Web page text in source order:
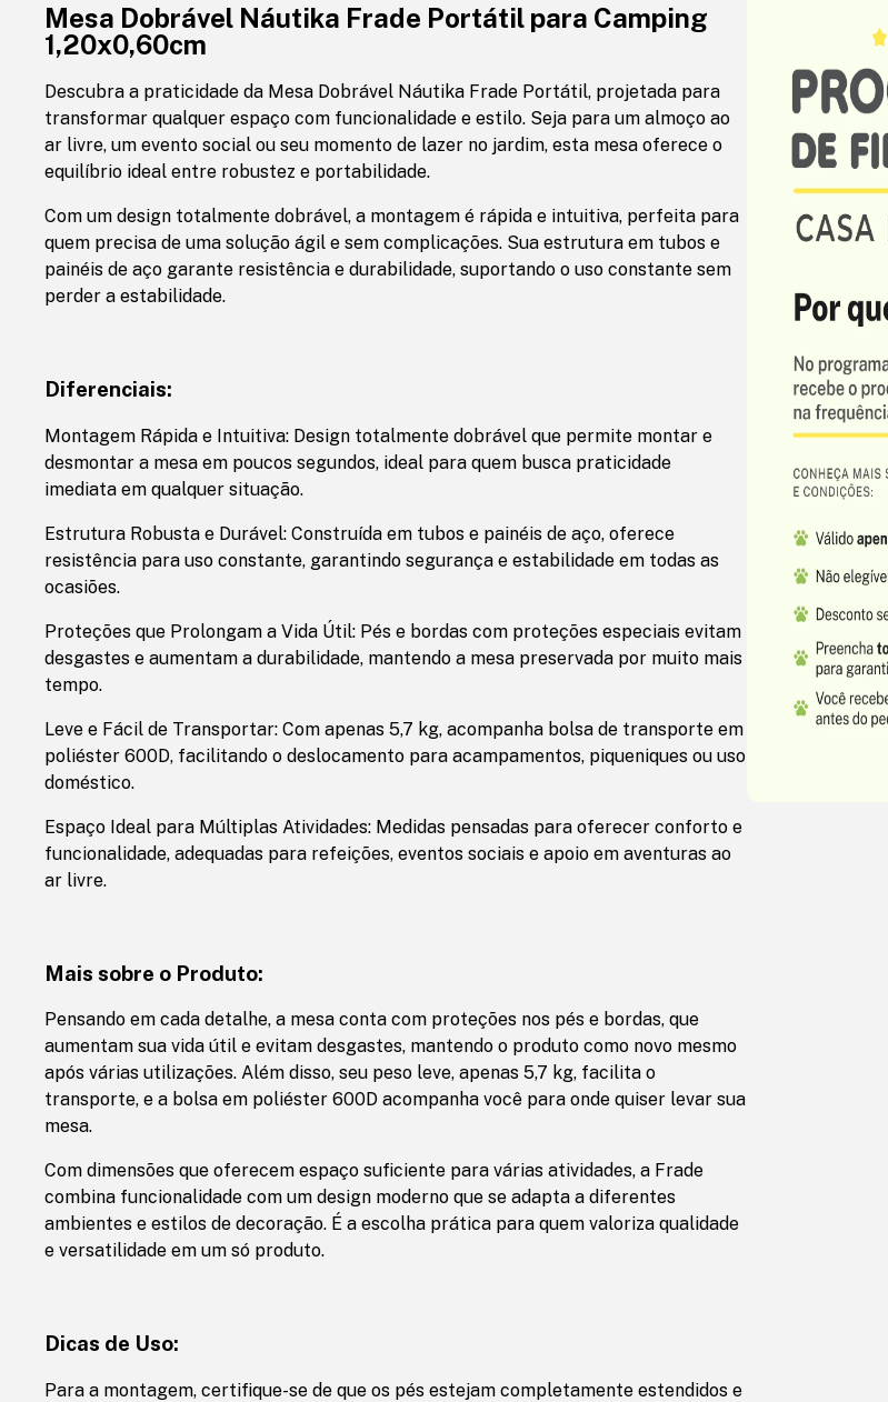
Mesa Dobrável Náutika Frade Portátil para Camping
1,20x0,60cm
Descubra a praticidade da Mesa Dobrável Náutika Frade Portátil, projetada para
transformar qualquer espaço com funcionalidade e estilo. Seja para um almoço ao
ar livre, um evento social ou seu momento de lazer no jardim, esta mesa oferece o
equilíbrio ideal entre robustez e portabilidade.
Com um design totalmente dobrável, a montagem é rápida e intuitiva, perfeita para
quem precisa de uma solução ágil e sem complicações. Sua estrutura em tubos e
painéis de aço garante resistência e durabilidade, suportando o uso constante sem
perder a estabilidade.
Diferenciais:
Montagem Rápida e Intuitiva: Design totalmente dobrável que permite montar e
desmontar a mesa em poucos segundos, ideal para quem busca praticidade
imediata em qualquer situação.
Estrutura Robusta e Durável: Construída em tubos e painéis de aço, oferece
resistência para uso constante, garantindo segurança e estabilidade em todas as
ocasiões.
Proteções que Prolongam a Vida Útil: Pés e bordas com proteções especiais evitam
desgastes e aumentam a durabilidade, mantendo a mesa preservada por muito mais
tempo.
Leve e Fácil de Transportar: Com apenas 5,7 kg, acompanha bolsa de transporte em
poliéster 600D, facilitando o deslocamento para acampamentos, piqueniques ou uso
doméstico.
Espaço Ideal para Múltiplas Atividades: Medidas pensadas para oferecer conforto e
funcionalidade, adequadas para refeições, eventos sociais e apoio em aventuras ao
ar livre.
Mais sobre o Produto:
Pensando em cada detalhe, a mesa conta com proteções nos pés e bordas, que
aumentam sua vida útil e evitam desgastes, mantendo o produto como novo mesmo
após várias utilizações. Além disso, seu peso leve, apenas 5,7 kg, facilita o
transporte, e a bolsa em poliéster 600D acompanha você para onde quiser levar sua
mesa.
Com dimensões que oferecem espaço suficiente para várias atividades, a Frade
combina funcionalidade com um design moderno que se adapta a diferentes
ambientes e estilos de decoração. É a escolha prática para quem valoriza qualidade
e versatilidade em um só produto.
Dicas de Uso:
Para a montagem, certifique-se de que os pés estejam completamente estendidos e